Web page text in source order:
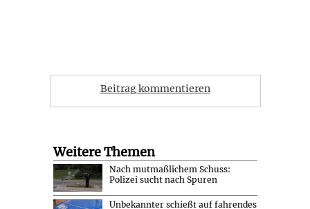
Beitrag kommentieren
Weitere Themen
Nach mutmaßlichem Schuss:
Polizei sucht nach Spuren
Unbekannter schießt auf fahrendes